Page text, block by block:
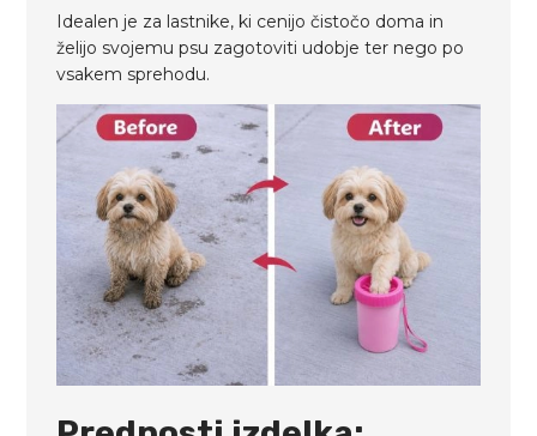
Idealen je za lastnike, ki cenijo čistočo doma in
želijo svojemu psu zagotoviti udobje ter nego po
vsakem sprehodu.